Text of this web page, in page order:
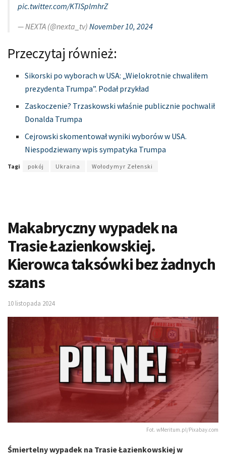
pic.twitter.com/KTISplmhrZ
— NEXTA (@nexta_tv) November 10, 2024
Przeczytaj również:
Sikorski po wyborach w USA: „Wielokrotnie chwaliłem
prezydenta Trumpa”. Podał przykład
Zaskoczenie? Trzaskowski właśnie publicznie pochwalił
Donalda Trumpa
Cejrowski skomentował wyniki wyborów w USA.
Niespodziewany wpis sympatyka Trumpa
Tagi pokój Ukraina Wołodymyr Zełenski
Makabryczny wypadek na
Trasie Łazienkowskiej.
Kierowca taksówki bez żadnych
szans
10 listopada 2024
Fot. wMeritum.pl/Pixabay.com
Śmiertelny wypadek na Trasie Łazienkowskiej w